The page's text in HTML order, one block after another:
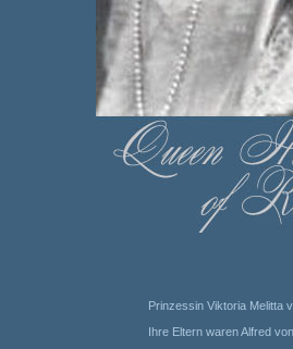
Prinzessin Viktoria Melitta
Ihre Eltern waren Alfred